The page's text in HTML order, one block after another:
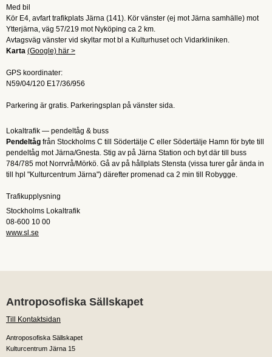
Med bil
Kör E4, avfart trafikplats Järna (141). Kör vänster (ej mot Järna samhälle) mot
Ytterjärna, väg 57/219 mot Nyköping ca 2 km.
Avtagsväg vänster vid skyltar mot bl a Kulturhuset och Vidarkliniken.
Karta (Google) här >
GPS koordinater:
N59/04/120 E17/36/956
Parkering är gratis. Parkeringsplan på vänster sida.
Lokaltrafik — pendeltåg & buss
Pendeltåg från Stockholms C till Södertälje C eller Södertälje Hamn för byte till
pendeltåg mot Järna/Gnesta. Stig av på Järna Station och byt där till buss
784/785 mot Norrvrå/Mörkö. Gå av på hållplats Stensta (vissa turer går ända in
till hpl "Kulturcentrum Järna") därefter promenad ca 2 min till Robygge.
Trafikupplysning
Stockholms Lokaltrafik
08-600 10 00
www.sl.se
Antroposofiska Sällskapet
Till Kontaktsidan
Antroposofiska Sällskapet
Kulturcentrum Järna 15